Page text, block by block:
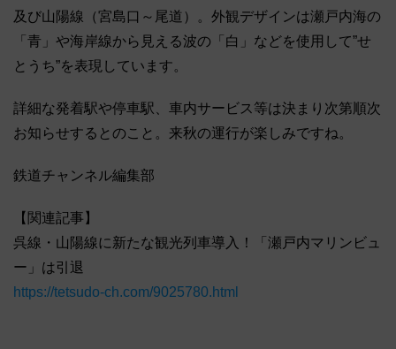
及び山陽線（宮島口～尾道）。外観デザインは瀬戸内海の
「青」や海岸線から見える波の「白」などを使用して”せ
とうち”を表現しています。
詳細な発着駅や停車駅、車内サービス等は決まり次第順次
お知らせするとのこと。来秋の運行が楽しみですね。
鉄道チャンネル編集部
【関連記事】
呉線・山陽線に新たな観光列車導入！「瀬戸内マリンビュ
ー」は引退
https://tetsudo-ch.com/9025780.html